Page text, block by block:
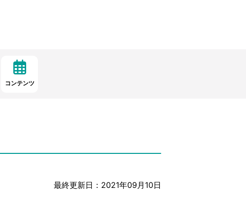
コンテンツ
最終更新日：2021年09月10日